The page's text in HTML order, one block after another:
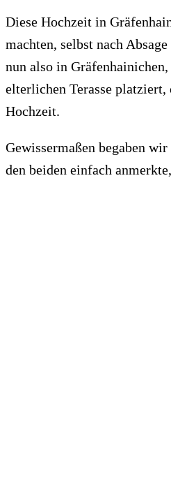
Diese Hochzeit in
machten, selbst nach
nun also in
elterlichen Terasse platziert,
Hochzeit.
Gewissermaßen begaben
den beiden einfach